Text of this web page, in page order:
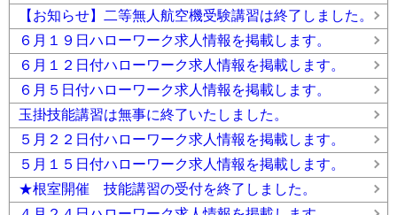
【お知らせ】二等無人航空機受験講習は終了しました。
６月１９日ハローワーク求人情報を掲載します。
６月１２日付ハローワーク求人情報を掲載します。
６月５日付ハローワーク求人情報を掲載します。
玉掛技能講習は無事に終了いたしました。
５月２２日付ハローワーク求人情報を掲載します。
５月１５日付ハローワーク求人情報を掲載します。
★根室開催 技能講習の受付を終了しました。